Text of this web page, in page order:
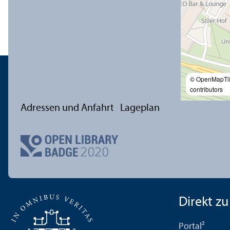
©
contributors
Adressen und Anfahrt Lageplan
Direkt zu
Portal²